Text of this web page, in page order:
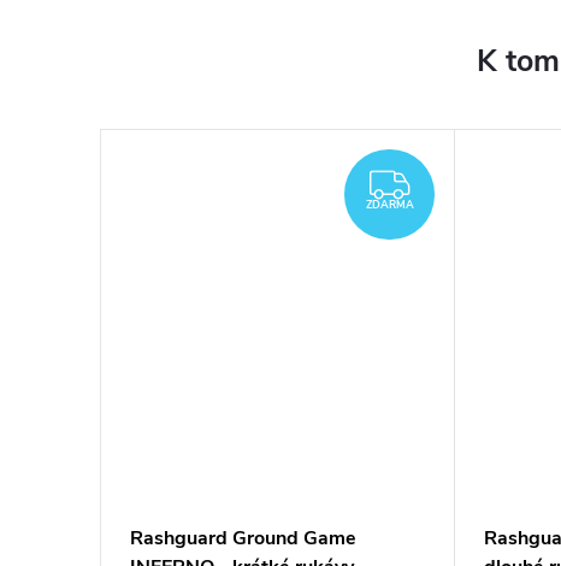
K
ZDARMA
ZDARMA
Rashguard Ground Game